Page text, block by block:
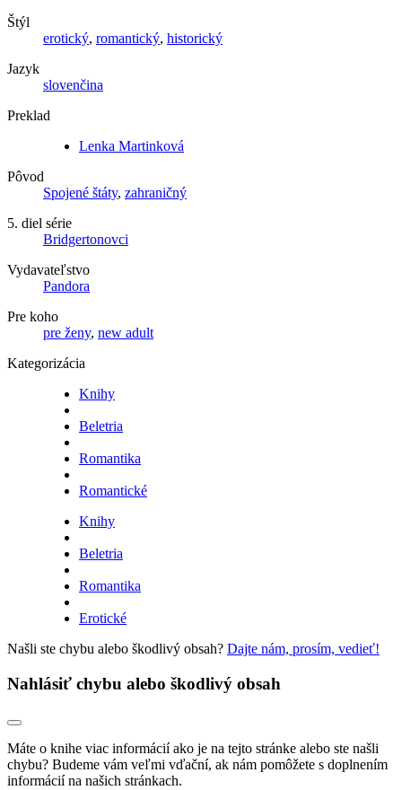
Štýl
erotický, romantický, historický
Jazyk
slovenčina
Preklad
Lenka Martinková
Pôvod
Spojené štáty, zahraničný
5. diel série
Bridgertonovci
Vydavateľstvo
Pandora
Pre koho
pre ženy, new adult
Kategorizácia
Knihy
Beletria
Romantika
Romantické
Knihy
Beletria
Romantika
Erotické
Našli ste chybu alebo škodlivý obsah? Dajte nám, prosím, vedieť!
Nahlásiť chybu alebo škodlivý obsah
Máte o knihe viac informácií ako je na tejto stránke alebo ste našli
chybu? Budeme vám veľmi vďační, ak nám pomôžete s doplnením
informácií na našich stránkach.